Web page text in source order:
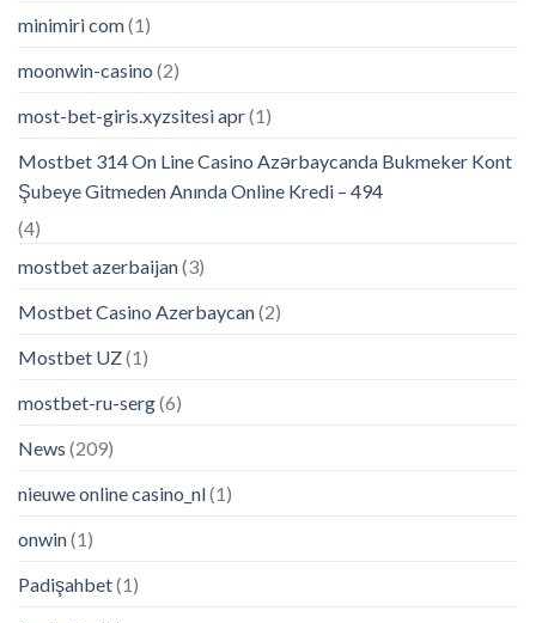
minimiri com(1)
moonwin-casino (2)
most-bet-giris.xyzsitesi apr(1)
Mostbet 314 On Line Casino Azərbaycanda Bukmeker Kont
Şubeye Gitmeden Anında Online Kredi – 494
(4)
mostbet azerbaijan(3)
Mostbet Casino Azerbaycan(2)
Mostbet UZ(1)
mostbet-ru-serg(6)
News (209)
nieuwe online casino_nl(1)
onwin(1)
Padişahbet(1)